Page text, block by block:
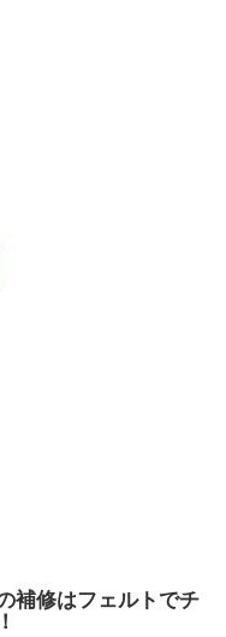
補修はフェルトでチ